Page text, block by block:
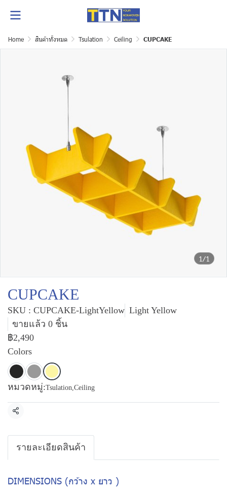
Home สินค้าทั้งหมด Tsulation Ceiling CUPCAKE
1/1
CUPCAKE
SKU : CUPCAKE-LightYellow Light Yellow
ขายแล้ว 0 ชิ้น
฿2,490
Colors
หมวดหมู่:Tsulation,Ceiling
แชร์
รายละเอียดสินค้า
DIMENSIONS (กว้าง x ยาว )